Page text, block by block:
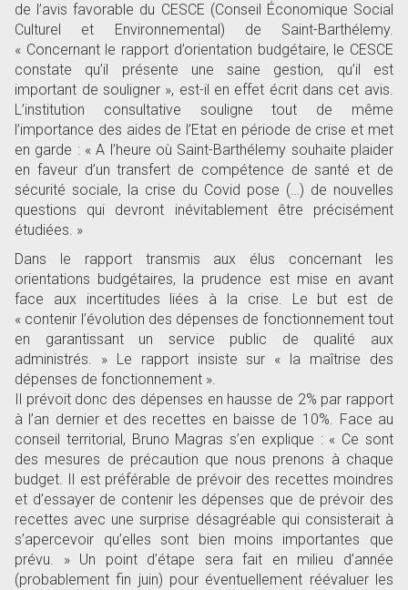
de l’avis favorable du CESCE (Conseil Économique Social
Culturel et Environnemental) de Saint-Barthélemy.
« Concernant le rapport d’orientation budgétaire, le CESCE
constate qu’il présente une saine gestion, qu’il est
important de souligner », est-il en effet écrit dans cet avis.
L’institution consultative souligne tout de même
l’importance des aides de l’Etat en période de crise et met
en garde : « A l’heure où Saint-Barthélemy souhaite plaider
en faveur d’un transfert de compétence de santé et de
sécurité sociale, la crise du Covid pose (…) de nouvelles
questions qui devront inévitablement être précisément
étudiées. »
Dans le rapport transmis aux élus concernant les
orientations budgétaires, la prudence est mise en avant
face aux incertitudes liées à la crise. Le but est de
« contenir l’évolution des dépenses de fonctionnement tout
en garantissant un service public de qualité aux
administrés. » Le rapport insiste sur « la maîtrise des
dépenses de fonctionnement ».
Il prévoit donc des dépenses en hausse de 2% par rapport
à l’an dernier et des recettes en baisse de 10%. Face au
conseil territorial, Bruno Magras s’en explique : « Ce sont
des mesures de précaution que nous prenons à chaque
budget. Il est préférable de prévoir des recettes moindres
et d’essayer de contenir les dépenses que de prévoir des
recettes avec une surprise désagréable qui consisterait à
s’apercevoir qu’elles sont bien moins importantes que
prévu. » Un point d’étape sera fait en milieu d’année
(probablement fin juin) pour éventuellement réévaluer les